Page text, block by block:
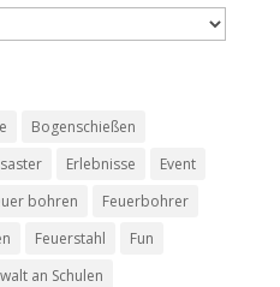
Bogenschießen
Erlebnisse
Event
bohren
Feuerbohrer
Feuerstahl
Fun
an Schulen